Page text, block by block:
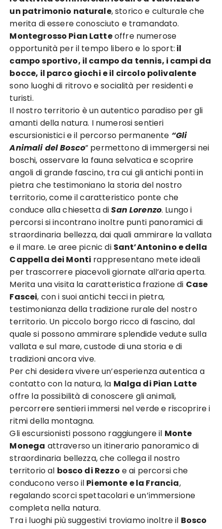
un patrimonio naturale, storico e culturale che
merita di essere conosciuto e tramandato.
Montegrosso Pian Latteoffre numerose
opportunità per il tempo libero e lo sport: il
campo sportivo, il campo da tennis, i campi da
bocce, il parco giochi e il circolo polivalente
sono luoghi di ritrovo e socialità per residenti e
turisti.
Il nostro territorio è un autentico paradiso per gli
amanti della natura. I numerosi sentieri
escursionistici e il percorso permanente “Gli
Animali del Bosco” permettono di immergersi nei
boschi, osservare la fauna selvatica e scoprire
angoli di grande fascino, tra cui gli antichi ponti in
pietra che testimoniano la storia del nostro
territorio, come il caratteristico ponte che
conduce alla chiesetta diSan Lorenzo. Lungo i
percorsi si incontrano inoltre punti panoramici di
straordinaria bellezza, dai quali ammirare la vallata
e il mare. Le aree picnic di Sant’Antonino e della
Cappella dei Monti rappresentano mete ideali
per trascorrere piacevoli giornate all’aria aperta.
Merita una visita la caratteristica frazione di Case
Fascei, con i suoi antichi tecci in pietra,
testimonianza della tradizione rurale del nostro
territorio. Un piccolo borgo ricco di fascino, dal
quale si possono ammirare splendide vedute sulla
vallata e sul mare, custode di una storia e di
tradizioni ancora vive.
Per chi desidera vivere un’esperienza autentica a
contatto con la natura, la Malga di Pian Latte
offre la possibilità di conoscere gli animali,
percorrere sentieri immersi nel verde e riscoprire i
ritmi della montagna.
Gli escursionisti possono raggiungere il Monte
Monega attraverso un itinerario panoramico di
straordinaria bellezza, che collega il nostro
territorio al bosco di Rezzo e ai percorsi che
conducono verso il Piemonte e la Francia,
regalando scorci spettacolari e un’immersione
completa nella natura.
Tra i luoghi più suggestivi troviamo inoltre il Bosco